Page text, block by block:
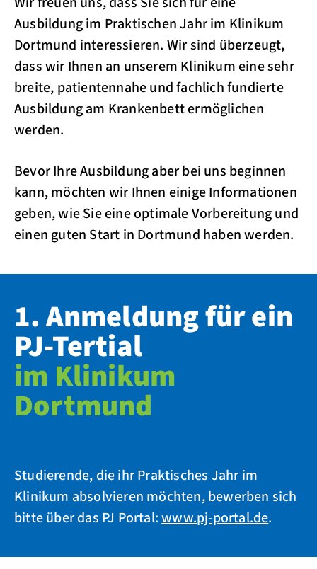
Ausbildung im Praktischen Jahr im Klinikum
Dortmund interessieren. Wir sind überzeugt,
dass wir Ihnen an unserem Klinikum eine sehr
breite, patientennahe und fachlich fundierte
Ausbildung am Krankenbett ermöglichen
werden.
Bevor Ihre Ausbildung aber bei uns beginnen
kann, möchten wir Ihnen einige Informationen
geben, wie Sie eine optimale Vorbereitung und
einen guten Start in Dortmund haben werden.
1. Anmeldung für ein
PJ-Tertial
im Klinikum
Dortmund
Studierende, die ihr Praktisches Jahr im
Klinikum absolvieren möchten, bewerben sich
bitte über das PJ Portal:www.pj-portal.de.